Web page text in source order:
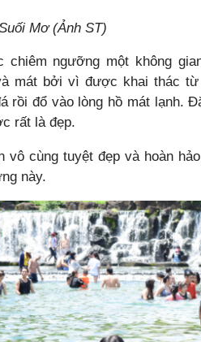
Mơ (Ảnh ST)
ngưỡng một không
mát bởi vì được khai thác
rồi đổ vào lòng hồ mát lạnh.
rất là đẹp.
cùng tuyệt đẹp và hoàn
này.